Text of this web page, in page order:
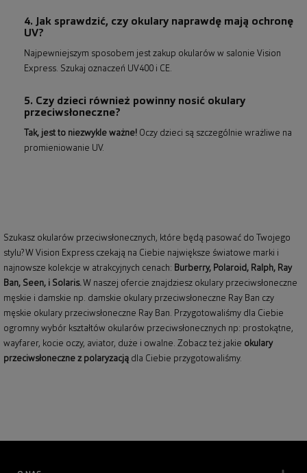
4. Jak sprawdzić, czy okulary naprawdę mają ochronę
UV?
Najpewniejszym sposobem jest zakup okularów w salonie Vision
Express. Szukaj oznaczeń UV400 i CE.
5. Czy dzieci również powinny nosić okulary
przeciwsłoneczne?
Tak, jest to niezwykle ważne! Oczy dzieci są szczególnie wrażliwe na
promieniowanie UV.
Szukasz okularów przeciwsłonecznych, które będą pasować do Twojego
stylu? W Vision Express czekają na Ciebie największe światowe marki i
najnowsze kolekcje w atrakcyjnych cenach: Burberry, Polaroid , Ralph, Ray
Ban, Seen, i Solaris.W naszej ofercie znajdziesz okulary przeciwsłoneczne
męskie i damskie np. damskie okulary przeciwsłoneczne Ray Ban czy
męskie okulary przeciwsłoneczne Ray Ban. Przygotowaliśmy dla Ciebie
ogromny wybór kształtów okularów przeciwsłonecznych np: prostokątne,
wayfarer, kocie oczy, aviator, duże i owalne. Zobacz też jakie okulary
przeciwsłoneczne z polaryzacją dla Ciebie przygotowaliśmy.